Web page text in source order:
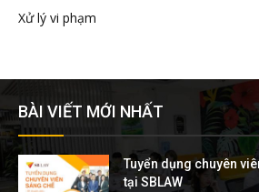
Xử lý vi phạm
BÀI VIẾT MỚI NHẤT
Tuyển dụng chuyên
tại SBLAW